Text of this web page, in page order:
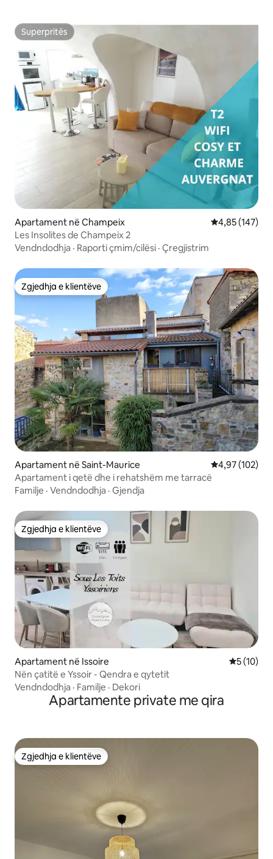
Superpritës
Superpritës
Apartament në Champeix Vlerësimi
4,85 (147)
Les Insolites de Champeix 2
Vendndodhja · Raporti çmim/cilësi · Çregjistrim
Zgjedhja e klientëve
Zgjedhja e klientëve
Apartament në Saint-Maurice Vlerësimi
4,97 (102)
Apartament i qetë dhe i rehatshëm me tarracë
Familje · Vendndodhja · Gjendja
Zgjedhja e klientëve
Zgjedhja e klientëve
Apartament në Issoire Vlerësimi
5 (10)
Nën çatitë e Yssoir - Qendra e qytetit
Vendndodhja · Familje · Dekori
Apartamente private me qira
Zgjedhja e klientëve
Zgjedhja e klientëve